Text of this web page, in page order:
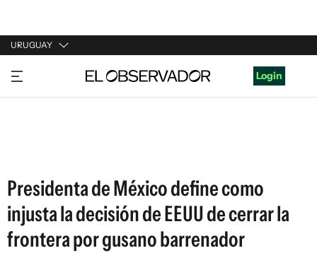
URUGUAY
URUGUAY
ARGENTINA
Login
Presidenta de México define como
injusta la decisión de EEUU de cerrar la
frontera por gusano barrenador